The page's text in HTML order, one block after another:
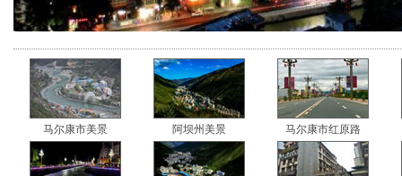
马尔康市美景 阿坝州美景 马尔康市红原路